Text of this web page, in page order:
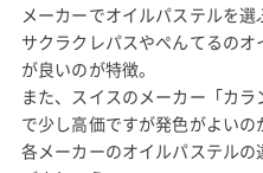
メーカーでオイルパステルを選
サクラクレパスやぺんてるの
が良いのが特徴。
また、スイスのメーカー「カ
で少し高価ですが発色がよいの
各メーカーのオイルパステル